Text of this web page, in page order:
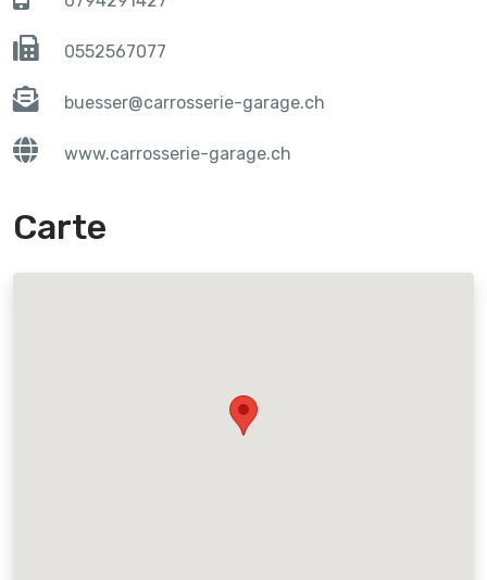
0552567077
buesser@carrosserie-garage.ch
www.carrosserie-garage.ch
Carte